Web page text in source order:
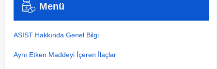
Menü
ASIST Hakkında Genel Bilgi
Aynı Etken Maddeyi İçeren İlaçlar